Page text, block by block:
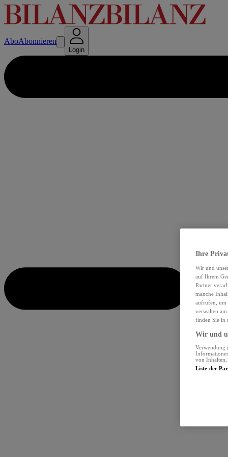
AboAbonnieren
Login
Ihre
Wir und
auf Ihrem
Partner
manche
aufrufen, um
verwalten
finden Sie in
Wir und
Verwendung
von Inhalten,
Liste der